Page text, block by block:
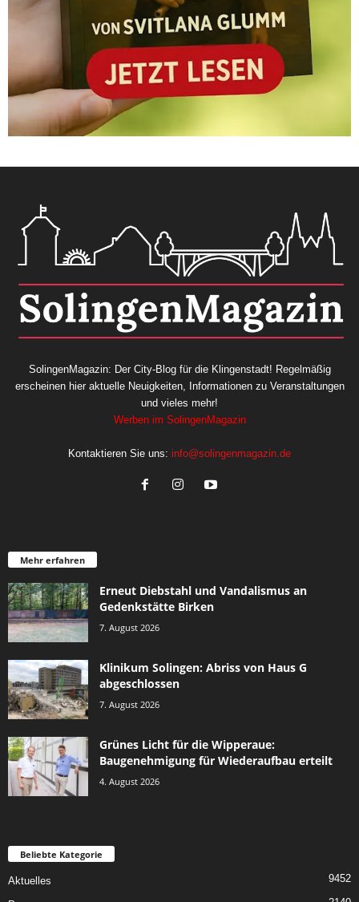
SolingenMagazin: Der City-Blog für die Klingenstadt! Regelmäßig
erscheinen hier aktuelle Neuigkeiten, Informationen zu Veranstaltungen
und vieles mehr!
Werben im SolingenMagazin
Kontaktieren Sie uns: info@solingenmagazin.de
Mehr erfahren
Erneut Diebstahl und Vandalismus an
Gedenkstätte Birken
7. August 2026
Klinikum Solingen: Abriss von Haus G
abgeschlossen
7. August 2026
Grünes Licht für die Wipperaue:
Baugenehmigung für Wiederaufbau erteilt
4. August 2026
Beliebte Kategorie
Aktuelles 9452